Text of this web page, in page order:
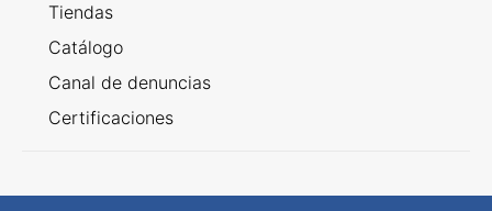
Tiendas
Catálogo
Canal de denuncias
Certificaciones